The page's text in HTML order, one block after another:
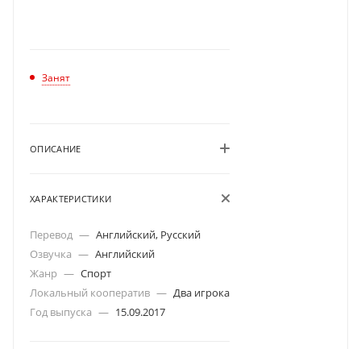
Занят
ОПИСАНИЕ
ХАРАКТЕРИСТИКИ
Перевод — Английский, Русский
Озвучка — Английский
Жанр — Спорт
Локальный кооператив — Два игрока
Год выпуска — 15.09.2017